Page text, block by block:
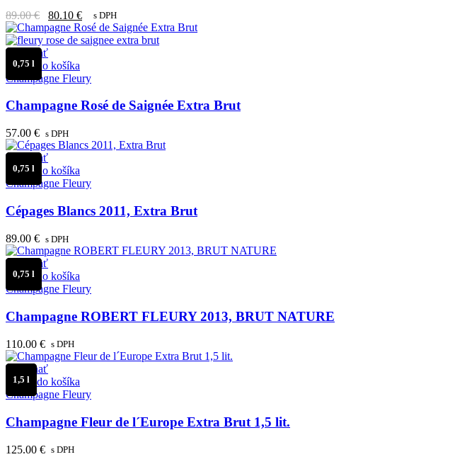
89.00€
Pôvodná
cena
bola:
89.00 €.
80.10 €
Aktuálna
cena
je:
80.10 €.
s DPH
Porovnať
Pridať do košíka
Champagne Fleury
Champagne Rosé de Saignée Extra Brut
57.00 € s DPH
0,75 l
Porovnať
Pridať do košíka
Champagne Fleury
Cépages Blancs 2011, Extra Brut
89.00 € s DPH
0,75 l
Porovnať
Pridať do košíka
Champagne Fleury
Champagne ROBERT FLEURY 2013, BRUT NATURE
110.00 € s DPH
0,75 l
Porovnať
Pridať do košíka
Champagne Fleury
Champagne Fleur de l´Europe Extra Brut 1,5 lit.
125.00 € s DPH
1,5 l